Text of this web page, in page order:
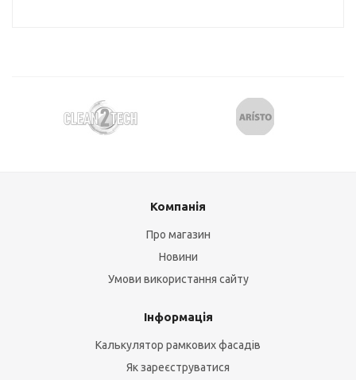
Компанія
Про магазин
Новини
Умови використання сайту
Інформація
Калькулятор рамкових фасадів
Як зареєструватися